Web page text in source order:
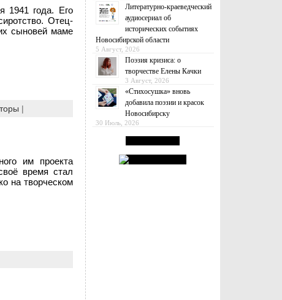
1941 года. Его
Отец-
сыновей маме
|
им проекта
время стал
на творческом
Литературно-краеведческий
аудиосериал об
исторических событиях
Новосибирской области
5 Август, 2026
Поэзия кризиса: о
творчестве Елены Качки
3 Август, 2026
«Стихосушка» вновь
добавила поэзии и красок
Новосибирску
30 Июль, 2026